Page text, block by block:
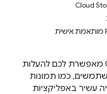
מאפשרת לכם להעלות
כמו תמונות
עשיר באפליקציות